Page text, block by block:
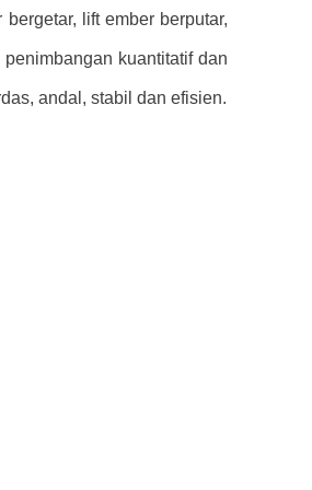
lift ember berputar,
kuantitatif dan
andal, stabil dan efisien.